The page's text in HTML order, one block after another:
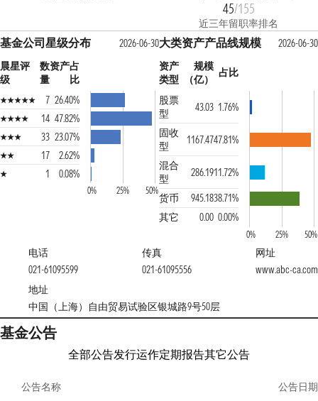
45/155
近三年留职率排名
基金公司星级分布
2026-06-30
晨星评
级
数
量
资产占
比
7 26.40%
14 47.82%
33 23.07%
17
2.62%
1
0.08%
0% 25% 50%
大类资产产品线规模
2026-06-30
资产
类型
规模
（亿）
占比
股票
型
43.03 1.76%
固收
型
1167.4747.81%
混合
型
286.1911.72%
货币
945.1838.71%
其它
0.00 0.00%
0% 25% 50%
电话
021-61095599
传真
021-61095556
网址
www.abc-ca.com
地址
中国（上海）自由贸易试验区银城路9号50层
基金公告
全部公告发行运作定期报告其它公告
公告名称 公告日期